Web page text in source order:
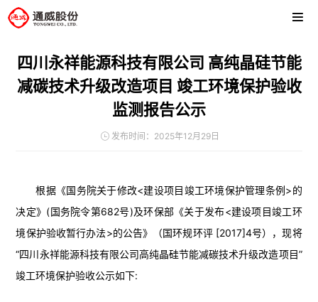
四川永祥能源科技有限公司 高纯晶硅节能
减碳技术升级改造项目 竣工环境保护验收
监测报告公示
发布时间：2025年12月29日
根据《国务院关于修改<建设项目竣工环境保护管理条例>的
决定》(国务院令第682号)及环保部《关于发布<建设项目竣工环
境保护验收暂行办法>的公告》（国环规环评 [2017]4号），现将
“四川永祥能源科技有限公司高纯晶硅节能减碳技术升级改造项目”
竣工环境保护验收公示如下: